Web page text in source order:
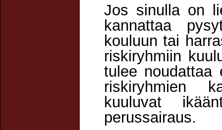
Jos sinulla on
kannattaa
kouluun tai
riskiryhmiin
tulee noudattaa
riskiryhmien
kuuluvat
perussairaus.